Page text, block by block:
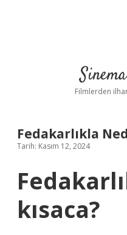
Filmlerden
Fedakarlıkla
Tarih: Kasım 12, 2024
kısaca?